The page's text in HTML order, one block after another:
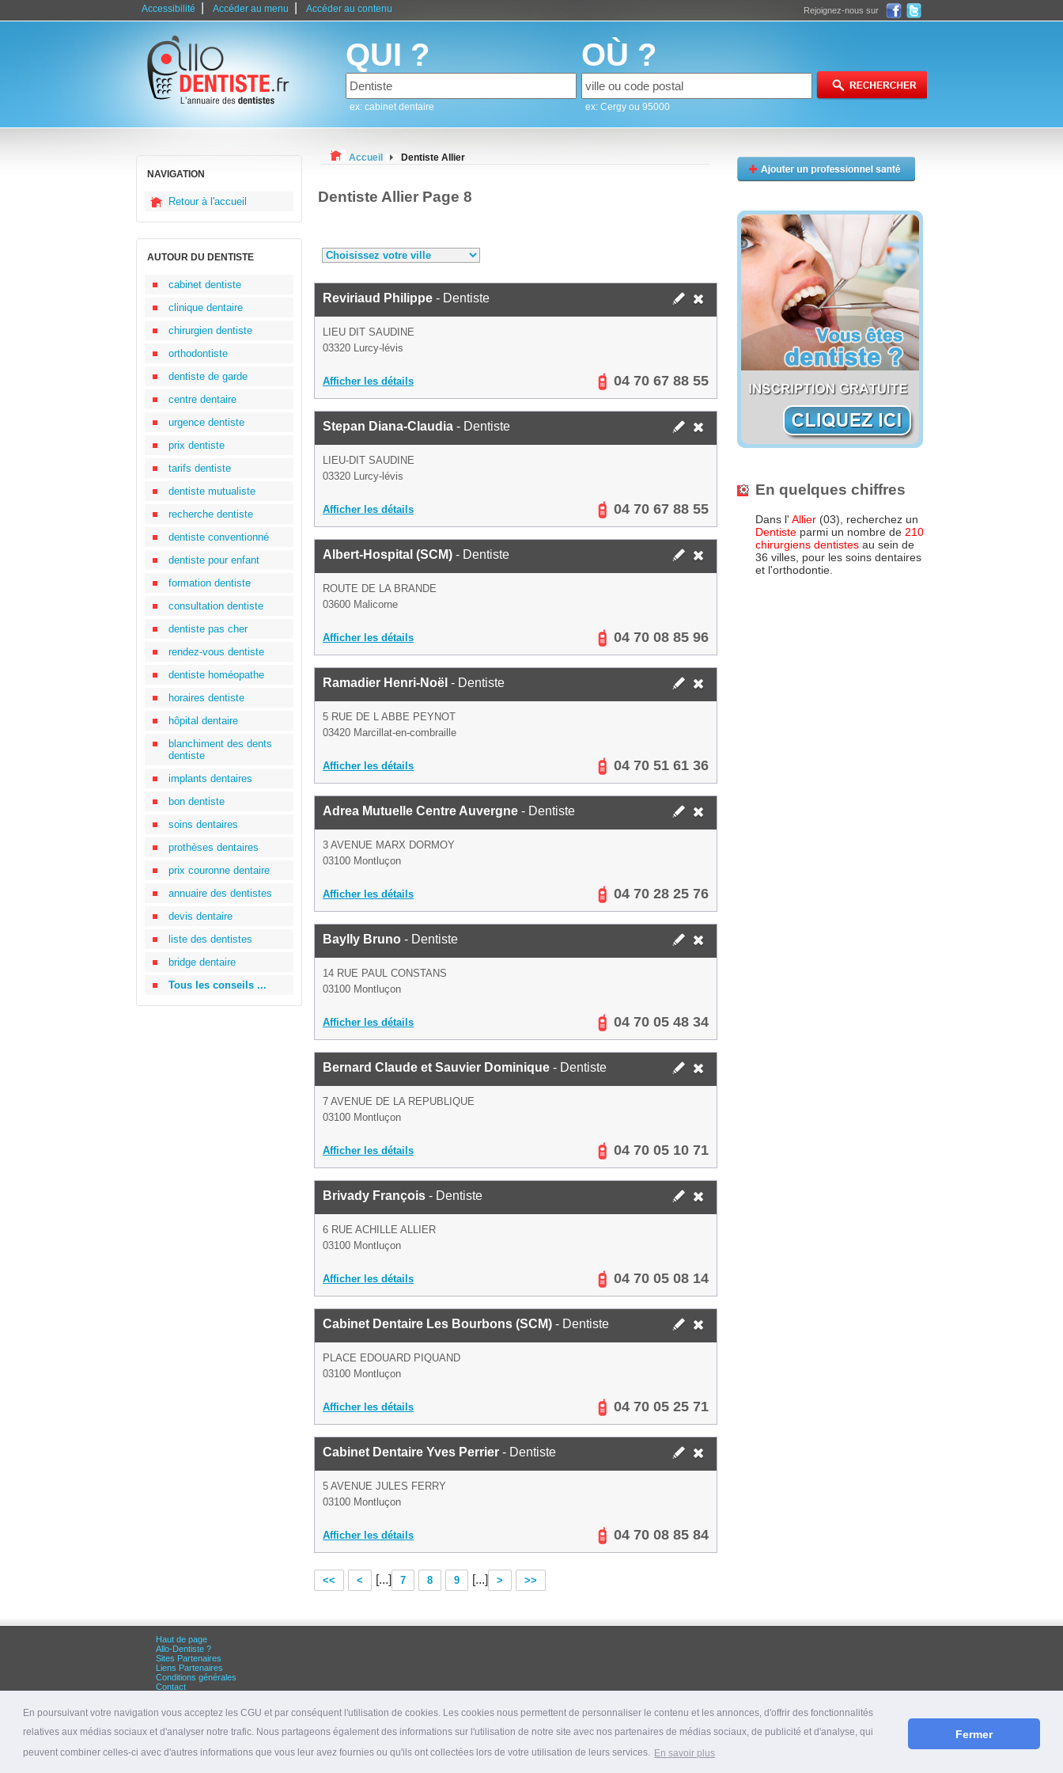
En poursuivant votre navigation vous acceptez les CGU et par conséquent l'utilisation de cookies. Les cookies nous permettent de personnaliser le contenu et les annonces, d'offrir des fonctionnalités
relatives aux médias sociaux et d'analyser notre trafic. Nous partageons également des informations sur l'utilisation de notre site avec nos partenaires de médias sociaux, de publicité et d'analyse, qui
peuvent combiner celles-ci avec d'autres informations que vous leur avez fournies ou qu'ils ont collectées lors de votre utilisation de leurs services. En savoir plus
Fermer
Accessibilité Accéder au menu Accéder au contenu Rejoignez-nous sur
QUI ?
ex: cabinet dentaire
OÙ ?
ex: Cergy ou 95000
NAVIGATION
Retour à l'accueil
AUTOUR DU DENTISTE
cabinet dentiste
clinique dentaire
chirurgien dentiste
orthodontiste
dentiste de garde
centre dentaire
urgence dentiste
prix dentiste
tarifs dentiste
dentiste mutualiste
recherche dentiste
dentiste conventionné
dentiste pour enfant
formation dentiste
consultation dentiste
dentiste pas cher
rendez-vous dentiste
dentiste homéopathe
horaires dentiste
hôpital dentaire
blanchiment des dents
dentiste
implants dentaires
bon dentiste
soins dentaires
prothèses dentaires
prix couronne dentaire
annuaire des dentistes
devis dentaire
liste des dentistes
bridge dentaire
Tous les conseils ...
Accueil Dentiste Allier
Dentiste Allier Page 8
Reviriaud Philippe - Dentiste
LIEU DIT SAUDINE
03320 Lurcy-lévis
Afficher les détails 04 70 67 88 55
Stepan Diana-Claudia - Dentiste
LIEU-DIT SAUDINE
03320 Lurcy-lévis
Afficher les détails 04 70 67 88 55
Albert-Hospital (SCM) - Dentiste
ROUTE DE LA BRANDE
03600 Malicorne
Afficher les détails 04 70 08 85 96
Ramadier Henri-Noël - Dentiste
5 RUE DE L ABBE PEYNOT
03420 Marcillat-en-combraille
Afficher les détails 04 70 51 61 36
Adrea Mutuelle Centre Auvergne - Dentiste
3 AVENUE MARX DORMOY
03100 Montluçon
Afficher les détails 04 70 28 25 76
Baylly Bruno - Dentiste
14 RUE PAUL CONSTANS
03100 Montluçon
Afficher les détails 04 70 05 48 34
Bernard Claude et Sauvier Dominique - Dentiste
7 AVENUE DE LA REPUBLIQUE
03100 Montluçon
Afficher les détails 04 70 05 10 71
Brivady François - Dentiste
6 RUE ACHILLE ALLIER
03100 Montluçon
Afficher les détails 04 70 05 08 14
Cabinet Dentaire Les Bourbons (SCM) - Dentiste
PLACE EDOUARD PIQUAND
03100 Montluçon
Afficher les détails 04 70 05 25 71
Cabinet Dentaire Yves Perrier - Dentiste
5 AVENUE JULES FERRY
03100 Montluçon
Afficher les détails 04 70 08 85 84
<< < [...] 7 8 9 [...] > >>
En quelques chiffres
Dans l' Allier (03), recherchez un
Dentiste parmi un nombre de 210
chirurgiens dentistes au sein de
36 villes, pour les soins dentaires
et l'orthodontie.
Haut de page
Allo-Dentiste ?
Sites Partenaires
Liens Partenaires
Conditions générales
Contact
Dentiste Lyon